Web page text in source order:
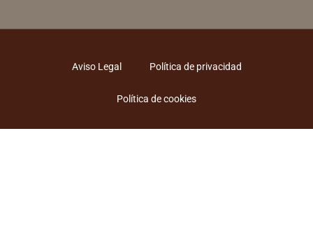
Aviso Legal Política de privacidad
Política de cookies